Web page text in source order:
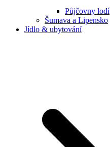
Půjčovny lodí
Šumava a Lipensko
Jídlo & ubytování